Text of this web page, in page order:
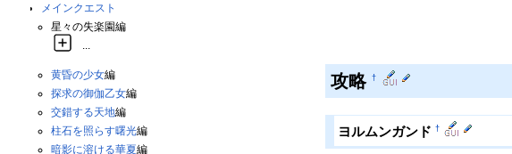
メインクエスト
星々の失楽園編
黄昏の少女編
探求の御伽乙女編
交錯する天地編
柱石を照らす曙光編
暗影に溶ける華夏編
攻略 †
ヨルムンガンド†